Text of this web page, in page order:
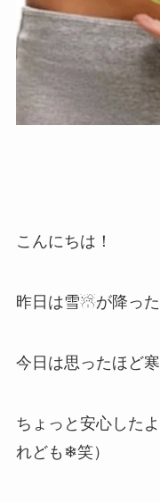
こんにちは！
昨日は雪☃が降った
今日は思ったほど
ちょっと安心した
れども❄笑）